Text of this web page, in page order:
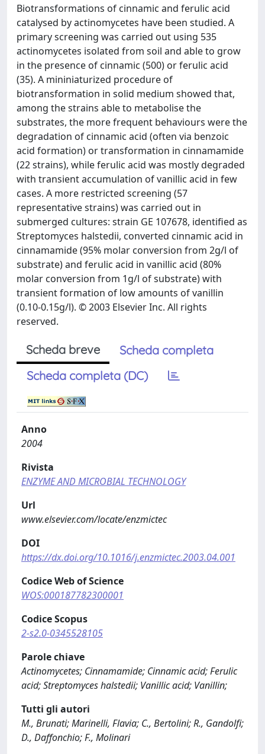
Biotransformations of cinnamic and ferulic acid
catalysed by actinomycetes have been studied. A
primary screening was carried out using 535
actinomycetes isolated from soil and able to grow
in the presence of cinnamic (500) or ferulic acid
(35). A mininiaturized procedure of
biotransformation in solid medium showed that,
among the strains able to metabolise the
substrates, the more frequent behaviours were the
degradation of cinnamic acid (often via benzoic
acid formation) or transformation in cinnamamide
(22 strains), while ferulic acid was mostly degraded
with transient accumulation of vanillic acid in few
cases. A more restricted screening (57
representative strains) was carried out in
submerged cultures: strain GE 107678, identified as
Streptomyces halstedii, converted cinnamic acid in
cinnamamide (95% molar conversion from 2g/l of
substrate) and ferulic acid in vanillic acid (80%
molar conversion from 1g/l of substrate) with
transient formation of low amounts of vanillin
(0.10-0.15g/l). © 2003 Elsevier Inc. All rights
reserved.
Scheda breve
Scheda completa
Scheda completa (DC)
Anno
2004
Rivista
ENZYME AND MICROBIAL TECHNOLOGY
Url
www.elsevier.com/locate/enzmictec
DOI
https://dx.doi.org/10.1016/j.enzmictec.2003.04.001
Codice Web of Science
WOS:000187782300001
Codice Scopus
2-s2.0-0345528105
Parole chiave
Actinomycetes; Cinnamamide; Cinnamic acid; Ferulic
acid; Streptomyces halstedii; Vanillic acid; Vanillin;
Tutti gli autori
M., Brunati; Marinelli, Flavia; C., Bertolini; R., Gandolfi;
D., Daffonchio; F., Molinari